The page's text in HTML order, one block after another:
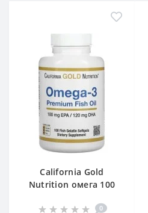
California Gold
Nutrition омега 100
0